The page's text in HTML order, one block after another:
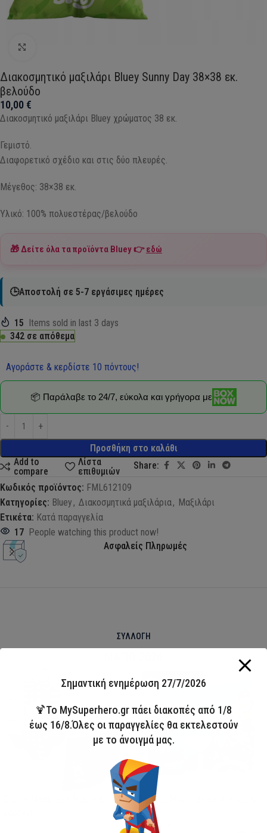
Διακοσμητικό μαξιλάρι Bluey Sunny Day 38×38 εκ.
βελούδο
10,00€
Διακοσμητικό μαξιλάρι Bluey χρώματος 38 εκ.
Γεμιστό.
Διαφορετικό σχέδιο και στις δύο πλευρές.
Μέγεθος: 38×38 εκ.
Υλικό: 100% πολυεστέρας/βελούδο
🎁 Δείτε όλα τα προϊόντα Bluey👉εδώ
🕒Αποστολή σε 5-7 εργάσιμες ημέρες
15 Items sold in last 3 days
342 σε απόθεμα
Αγοράστε & κερδίστε 10 πόντους!
Προσθήκη στο καλάθι
📦 Παράλαβε το 24/7, εύκολα και γρήγορα με
Add to
compare
Λίστα
επιθυμιών
Share:
Κωδικός προϊόντος: FML612109
Κατηγορίες: Bluey , Διακοσμητικά μαξιλάρια, Μαξιλάρι
Ετικέτα: Κατά παραγγελία
17 People watching this product now!
Ασφαλείς Πληρωμές
ΣΥΛΛΟΓΗ
Άμεσα διαθέσιμο
Παιδικό Μαγιό Boxer Avengers
Avengers
Σημαντική ενημέρωση 27/7/2026
🍹Το MySuperhero.gr πάει διακοπές από 1/8
έως 16/8.Όλες οι παραγγελίες θα εκτελεστούν
με το άνοιγμά μας.